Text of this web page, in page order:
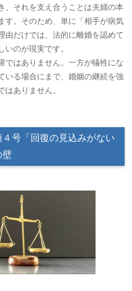
、それを支え合うことは夫婦の本
す。そのため、単に「相手が病気
由だけでは、法的に離婚を認めて
いのが現実です。
ではありません。一方が犠牲にな
いる場合にまで、婚姻の継続を強
はありません。
号「回復の見込みがない
壁